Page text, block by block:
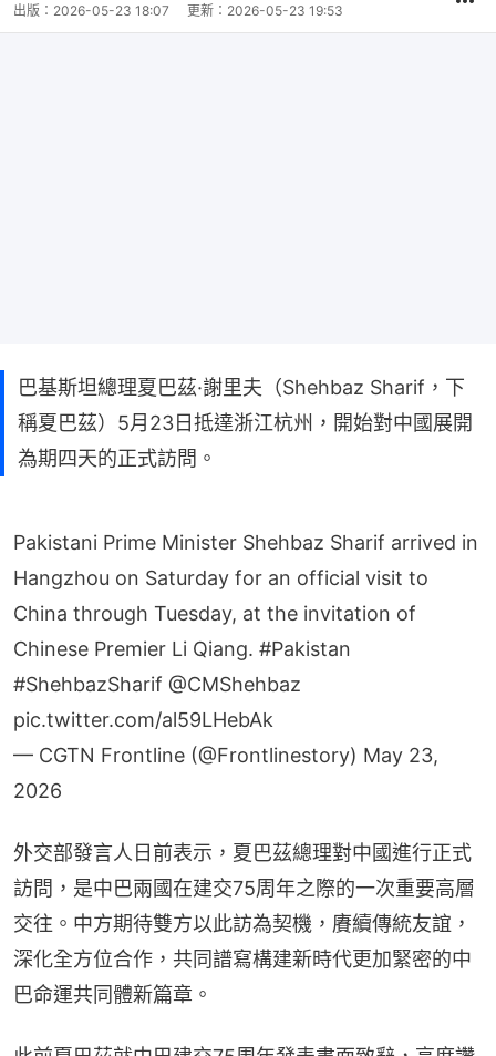
出版： 2026-05-23 18:07 更新： 2026-05-23 19:53
巴基斯坦總理夏巴茲·謝里夫（Shehbaz Sharif，下
稱夏巴茲）5月23日抵達浙江杭州，開始對中國展開
為期四天的正式訪問。
Hangzhou on Saturday for an official visit to
China through Tuesday, at the invitation of
Chinese Premier Li Qiang.#Pakistan
#ShehbazSharif @CMShehbaz
pic.twitter.com/al59LHebAk
— CGTN Frontline (@Frontlinestory)
2026
訪問，是中巴兩國在建交75周年之際的一次重要高層
交往。中方期待雙方以此訪為契機，賡續傳統友誼，
深化全方位合作，共同譜寫構建新時代更加緊密的中
巴命運共同體新篇章。